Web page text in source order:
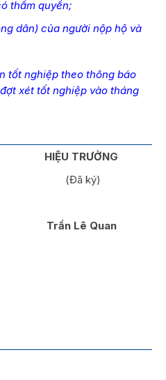
thẩm quyền;
dân) của người nộp hộ và
tốt nghiệp theo thông báo
xét tốt nghiệp vào tháng
HIỆU TRƯỞNG
(Đã ký)
Trần Lê Quan